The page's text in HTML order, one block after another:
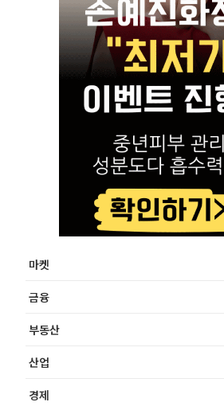
마켓
금융
부동산
산업
경제